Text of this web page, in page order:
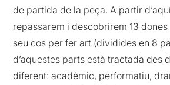
de partida de la peça. A partir
repassarem i descobrirem 13
seu cos per fer art (dividides en 8
d’aquestes parts està tractada des
diferent: acadèmic, performatiu,